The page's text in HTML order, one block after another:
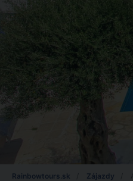
Rainbowtours.sk Zájazdy